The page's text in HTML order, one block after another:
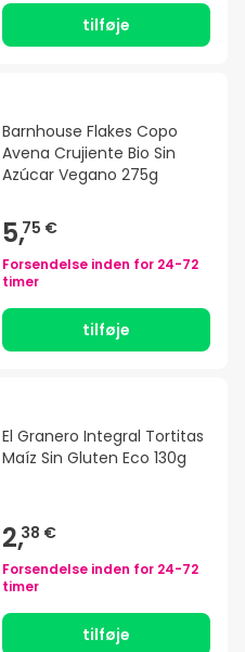
tilføje
Barnhouse Flakes Copo
Avena Crujiente Bio Sin
Azúcar Vegano 275g
5,75 €
Forsendelse inden for 24-72
timer
tilføje
El Granero Integral Tortitas
Maíz Sin Gluten Eco 130g
2,38 €
Forsendelse inden for 24-72
timer
tilføje